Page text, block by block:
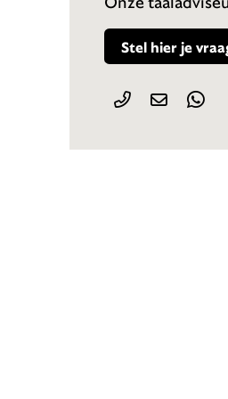
Stel hier je